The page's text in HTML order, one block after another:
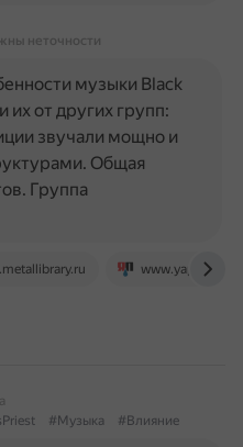
неточности
музыки Black
их от других групп:
звучали мощно и
Общая
Группа
#Музыка #Влияние